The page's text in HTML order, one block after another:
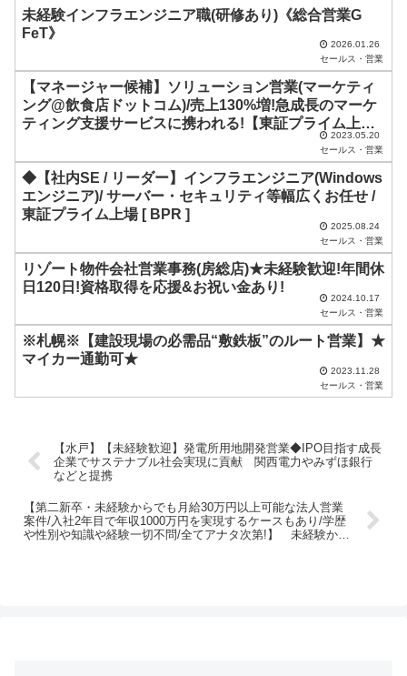
ま
に
し
て
だ
さ
。
未経験インフラエンジニア職(研修あり)《総合営業G
FeT》
2026.01.26
セールス・営業
【マネージャー候補】ソリューション営業(マーケティ
ング@飲食店ドットコム)/売上130%増!急成長のマーケ
ティング支援サービスに携われる!【東証プライム上場
2023.05.20
セールス・営業
◆【社内SE / リーダー】インフラエンジニア(Windows
エンジニア)/ サーバー・セキュリティ等幅広くお任せ /
東証プライム上場 [ BPR ]
2025.08.24
セールス・営業
リゾート物件会社営業事務(房総店)★未経験歓迎!年間休
日120日!資格取得を応援&お祝い金あり!
2024.10.17
セールス・営業
※札幌※【建設現場の必需品“敷鉄板”のルート営業】★
マイカー通勤可★
2023.11.28
セールス・営業
【水戸】【未経験歓迎】発電所用地開発営業◆IPO目指す成長
企業でサステナブル社会実現に貢献 関西電力やみずほ銀行
などと提携
【第二新卒・未経験からでも月給30万円以上可能な法人営業
案件/入社2年目で年収1000万円を実現するケースもあり/学歴
や性別や知識や経験一切不問/全てアナタ次第!】 未経験から